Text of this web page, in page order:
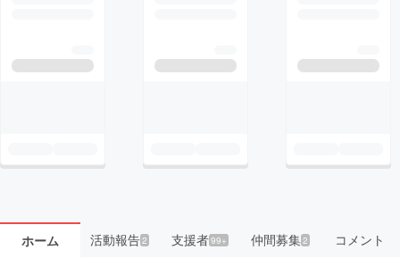
ホーム 活動報告2 支援者99+ 仲間募集 2 コメント